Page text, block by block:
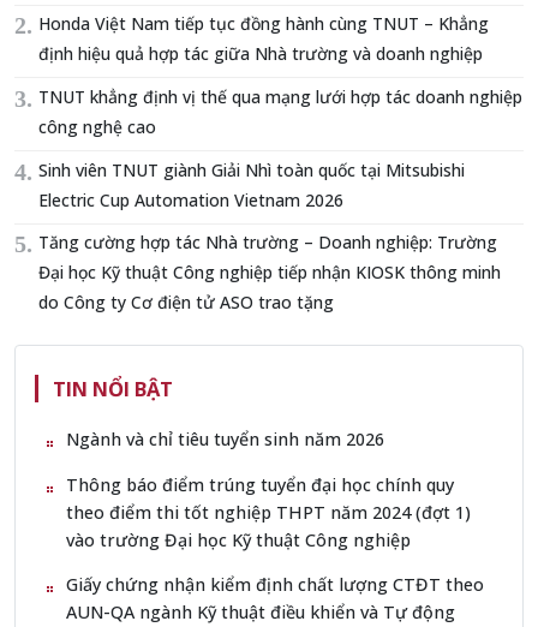
Honda Việt Nam tiếp tục đồng hành cùng TNUT – Khẳng
định hiệu quả hợp tác giữa Nhà trường và doanh nghiệp
TNUT khẳng định vị thế qua mạng lưới hợp tác doanh nghiệp
công nghệ cao
Sinh viên TNUT giành Giải Nhì toàn quốc tại Mitsubishi
Electric Cup Automation Vietnam 2026
Tăng cường hợp tác Nhà trường – Doanh nghiệp: Trường
Đại học Kỹ thuật Công nghiệp tiếp nhận KIOSK thông minh
do Công ty Cơ điện tử ASO trao tặng
TIN NỔI BẬT
Ngành và chỉ tiêu tuyển sinh năm 2026
Thông báo điểm trúng tuyển đại học chính quy
theo điểm thi tốt nghiệp THPT năm 2024 (đợt 1)
vào trường Đại học Kỹ thuật Công nghiệp
Giấy chứng nhận kiểm định chất lượng CTĐT theo
AUN-QA ngành Kỹ thuật điều khiển và Tự động